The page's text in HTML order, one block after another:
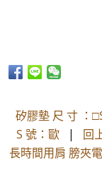
矽膠墊 尺 寸 ：
S 號：歐 | 回
長時間用肩 膀夾